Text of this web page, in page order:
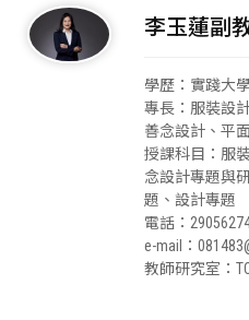
李玉蓮副
學歷：實踐大
專長：服裝設
善念設計、平
授課科目：服
念設計專題與
題、設計專題
電話：
e-mail：
教師研究室：